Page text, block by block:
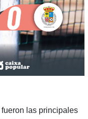
las principales